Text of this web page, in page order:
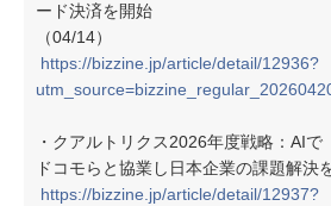
ード決済を開始
（04/14）
https://bizzine.jp/article/detail/12936?
・クアルトリクス2026年度戦略：AIで
ドコモらと協業し日本企業の課題解決
https://bizzine.jp/article/detail/12937?